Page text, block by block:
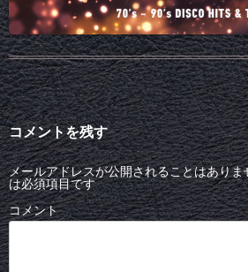
コメントを残す
メールアドレスが公開されることはありま
は必須項目です
コメント